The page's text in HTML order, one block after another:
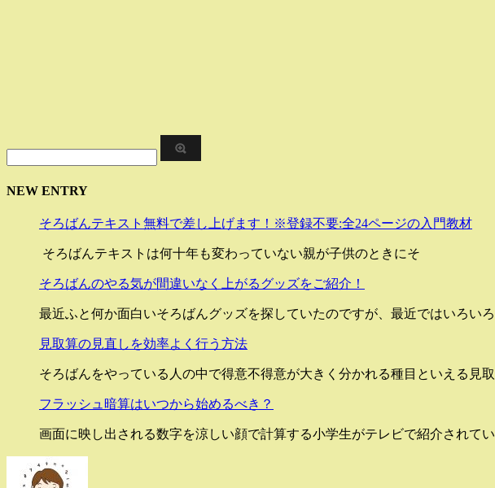
NEW ENTRY
そろばんテキスト無料で差し上げます！※登録不要:全24ページの入門教材
そろばんテキストは何十年も変わっていない親が子供のときにそ
そろばんのやる気が間違いなく上がるグッズをご紹介！
最近ふと何か面白いそろばんグッズを探していたのですが、最近ではいろいろ
見取算の見直しを効率よく行う方法
そろばんをやっている人の中で得意不得意が大きく分かれる種目といえる見取
フラッシュ暗算はいつから始めるべき？
画面に映し出される数字を涼しい顔で計算する小学生がテレビで紹介されてい